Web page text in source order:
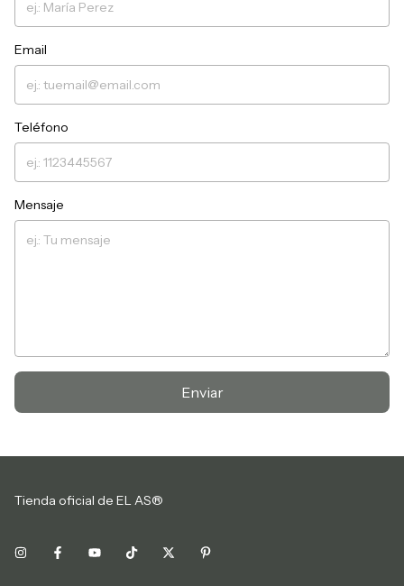
Email
Teléfono
Mensaje
Enviar
Tienda oficial de EL AS®